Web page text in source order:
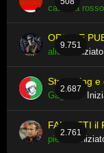
cascata
9.751
ORDINE
alien
· Iniziato
2.687
Streaming e
Gagarin
·
2.761
FALLETTI il
pietro
·